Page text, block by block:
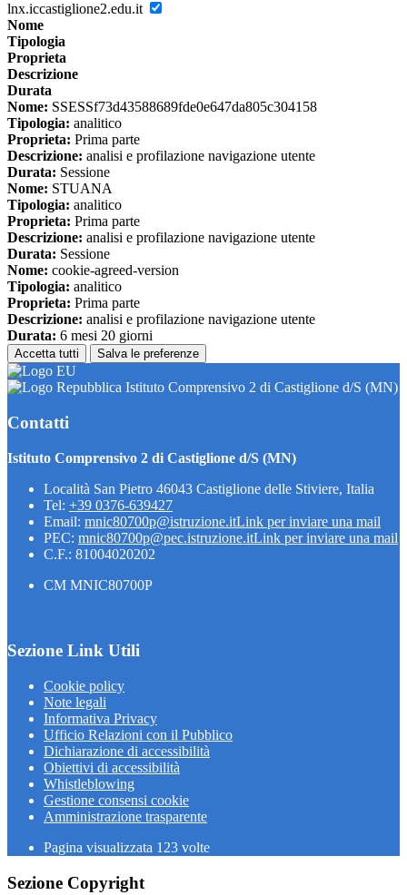
lnx.iccastiglione2.edu.it
Nome
Tipologia
Proprieta
Descrizione
Durata
Nome: SSESSf73d43588689fde0e647da805c304158
Tipologia: analitico
Proprieta: Prima parte
Descrizione: analisi e profilazione navigazione utente
Durata: Sessione
Nome: STUANA
Tipologia: analitico
Proprieta: Prima parte
Descrizione: analisi e profilazione navigazione utente
Durata: Sessione
Nome: cookie-agreed-version
Tipologia: analitico
Proprieta: Prima parte
Descrizione: analisi e profilazione navigazione utente
Durata: 6 mesi 20 giorni
Accetta tutti Salva le preferenze
Istituto Comprensivo 2 di Castiglione d/S (MN)
Contatti
Istituto Comprensivo 2 di Castiglione d/S (MN)
Località San Pietro 46043 Castiglione delle Stiviere, Italia
Tel: +39 0376-639427
Email: mnic80700p@istruzione.itLink per inviare una mail
PEC: mnic80700p@pec.istruzione.itLink per inviare una mail
C.F.: 81004020202
CM MNIC80700P
Sezione Link Utili
Cookie policy
Note legali
Informativa Privacy
Ufficio Relazioni con il Pubblico
Dichiarazione di accessibilità
Obiettivi di accessibilità
Whistleblowing
Gestione consensi cookie
Amministrazione trasparente
Pagina visualizzata 123 volte
Sezione Copyright